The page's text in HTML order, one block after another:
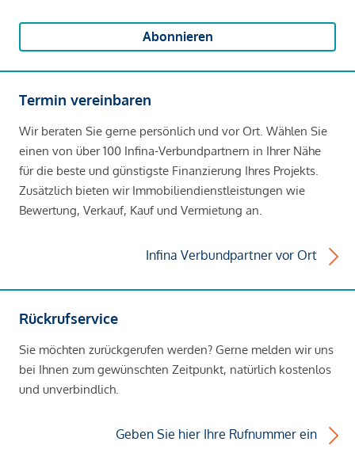
Abonnieren
Termin vereinbaren
Wir beraten Sie gerne persönlich und vor Ort. Wählen Sie
einen von über 100 Infina-Verbundpartnern in Ihrer Nähe
für die beste und günstigste Finanzierung Ihres Projekts.
Zusätzlich bieten wir Immobiliendienstleistungen wie
Bewertung, Verkauf, Kauf und Vermietung an.
Infina Verbundpartner vor Ort
Rückrufservice
Sie möchten zurückgerufen werden? Gerne melden wir uns
bei Ihnen zum gewünschten Zeitpunkt, natürlich kostenlos
und unverbindlich.
Geben Sie hier Ihre Rufnummer ein